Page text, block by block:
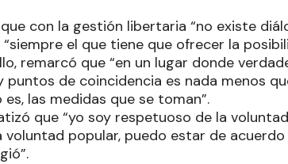
que con la gestión libertaria “no existe
“siempre el que tiene que ofrecer la
remarcó que “en un lugar donde
de coincidencia es nada menos
las medidas que se toman”.
que “yo soy respetuoso de la
popular, puedo estar de